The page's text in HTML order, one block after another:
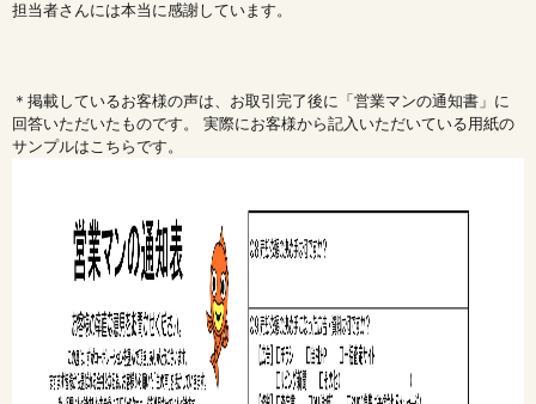
担当者さんには本当に感謝しています。
＊掲載しているお客様の声は、お取引完了後に「営業マンの通知書」に
回答いただいたものです。 実際にお客様から記入いただいている用紙の
サンプルはこちらです。